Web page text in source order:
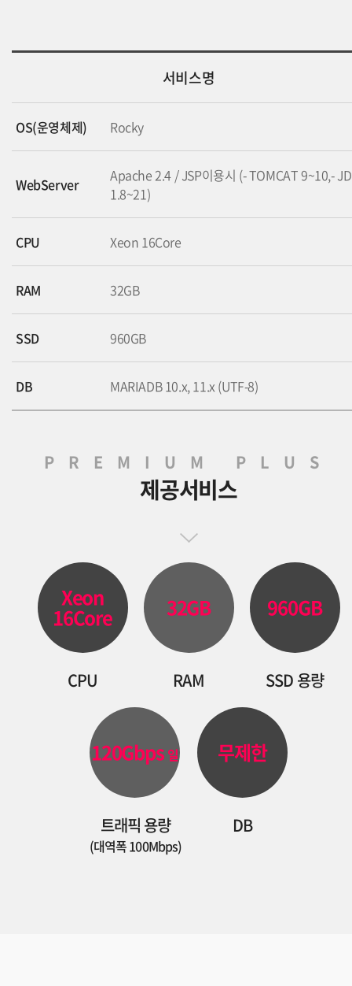
서비스명
OS(운영체제) Rocky
WebServer
Apache 2.4 / JSP이용시 (- TOMCAT 9~10,-
1.8~21)
CPU Xeon 16Core
RAM 32GB
SSD 960GB
DB MARIADB 10.x, 11.x (UTF-8)
PREMIUM PLUS
제공서비스
Xeon
16Core
CPU
32GB
RAM
960GB
SSD 용량
120Gbps 일
트래픽 용량
(대역폭 100Mbps)
무제한
DB